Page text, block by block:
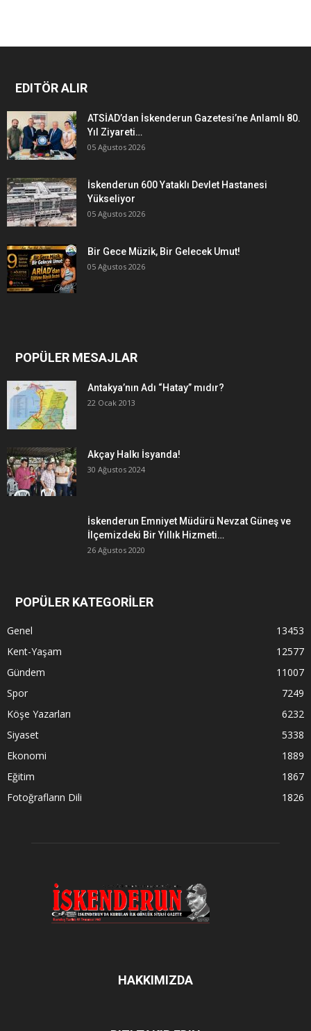
EDITÖR ALIR
ATSİAD’dan İskenderun Gazetesi’ne Anlamlı 80.
Yıl Ziyareti…
05 Ağustos 2026
İskenderun 600 Yataklı Devlet Hastanesi
Yükseliyor
05 Ağustos 2026
Bir Gece Müzik, Bir Gelecek Umut!
05 Ağustos 2026
POPÜLER MESAJLAR
Antakya’nın Adı “Hatay” mıdır?
22 Ocak 2013
Akçay Halkı İsyanda!
30 Ağustos 2024
İskenderun Emniyet Müdürü Nevzat Güneş ve
İlçemizdeki Bir Yıllık Hizmeti…
26 Ağustos 2020
POPÜLER KATEGORİLER
Genel
13453
Kent-Yaşam
12577
Gündem
11007
Spor
7249
Köşe Yazarları
6232
Siyaset
5338
Ekonomi
1889
Eğitim
1867
Fotoğrafların Dili
1826
HAKKIMIZDA